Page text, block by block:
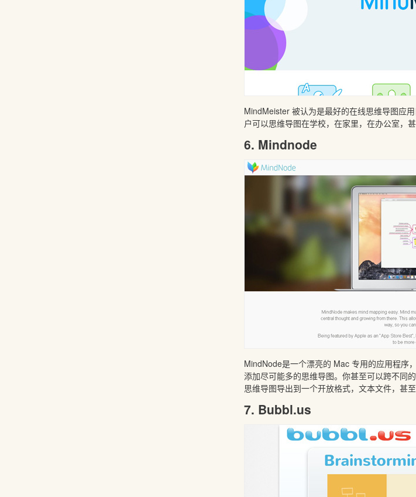
MindMeister 被认为是最好的在线思维导图应
户可以思维导图在学校，在家里，在办公室，甚
6. Mindnode
MindNode是一个漂亮的 Mac 专用的应用程序
添加尽可能多的思维导图。你甚至可以跨不同
思维导图导出到一个开放格式，文本文件，甚至
7. Bubbl.us